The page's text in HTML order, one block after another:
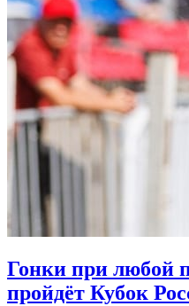
Гонки при любой
пройдёт Кубок